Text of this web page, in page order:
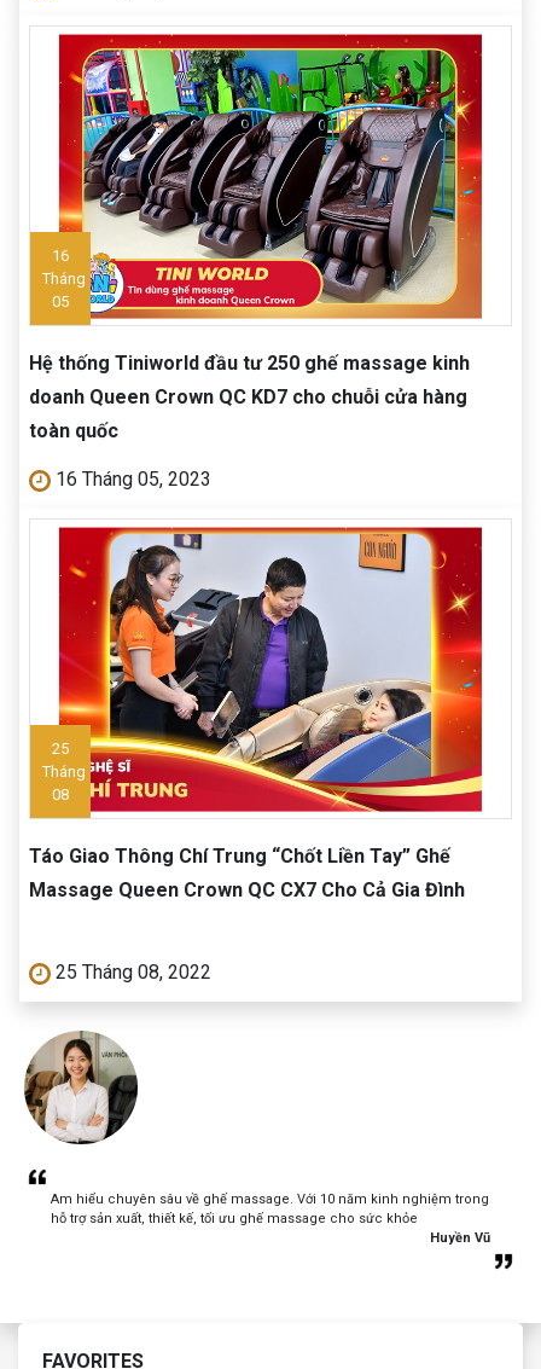
16
Tháng
05
Hệ thống Tiniworld đầu tư 250 ghế massage kinh
doanh Queen Crown QC KD7 cho chuỗi cửa hàng
toàn quốc
16 Tháng 05, 2023
25
Tháng
08
Táo Giao Thông Chí Trung “Chốt Liền Tay” Ghế
Massage Queen Crown QC CX7 Cho Cả Gia Đình
25 Tháng 08, 2022
Am hiểu chuyên sâu về ghế massage. Với 10 năm kinh nghiệm trong
hỗ trợ sản xuất, thiết kế, tối ưu ghế massage cho sức khỏe
Huyền Vũ
FAVORITES